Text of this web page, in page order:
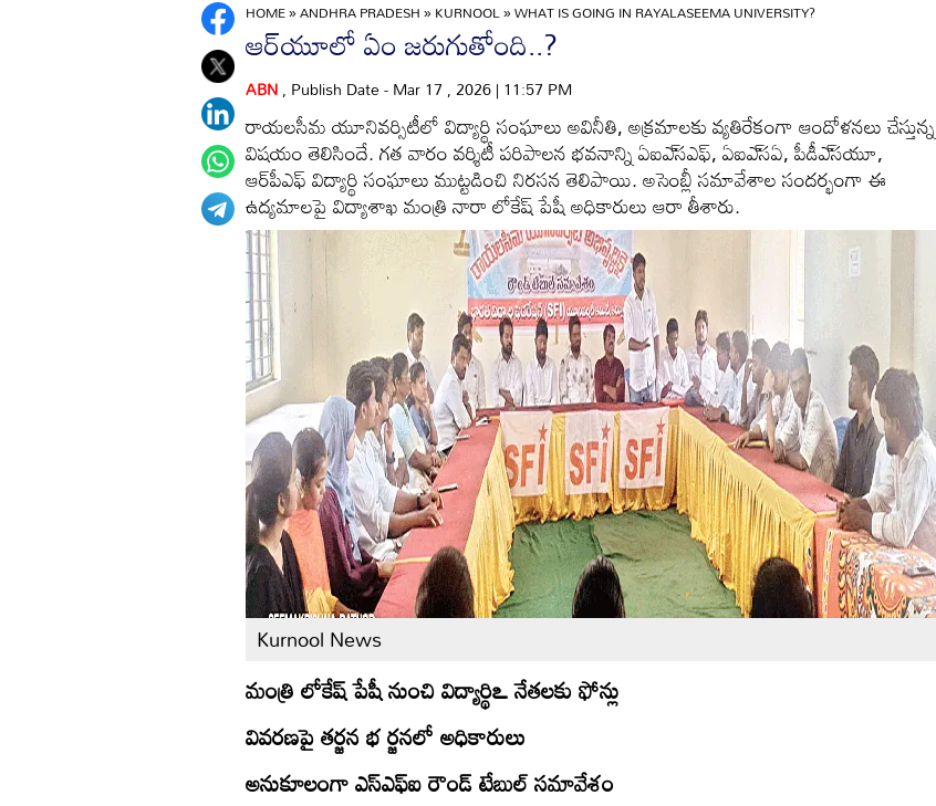
HOME»ANDHRA PRADESH»KURNOOL»WHAT IS GOING IN RAYALASEEMA UNIVERSITY?
ఆర్‌యూలో ఏం జరుగుతోంది..?
ABN, Publish Date - Mar 17 , 2026 | 11:57 PM
రాయలసీమ యూనివర్సిటీలో విద్యార్థి సంఘాలు అవినీతి, అక్రమాలకు వ్యతిరేకంగా ఆందోళనలు చేస్తున్న
విషయం తెలిసిందే. గత వారం వర్శిటీ పరిపాలన భవనాన్ని ఏఐఎ్‌సఎఫ్‌, ఏఐఎ్‌సఏ, పీడీఎ్‌సయూ,
ఆర్‌పీఎఫ్‌ విద్యార్థి సంఘాలు ముట్టడించి నిరసన తెలిపాయి. అసెంబ్లీ సమావేశాల సందర్భంగా ఈ
ఉద్యమాలపై విద్యాశాఖ మంత్రి నారా లోకేష్‌ పేషీ అధికారులు ఆరా తీశారు.
Kurnool News
మంత్రి లోకేష్‌ పేషీ నుంచి విద్యార్థిఽ నేతలకు ఫోన్లు
వివరణపై తర్జన భ ర్జనలో అధికారులు
అనుకూలంగా ఎస్‌ఎఫ్‌ఐ రౌండ్‌ టేబుల్‌ సమావేశం